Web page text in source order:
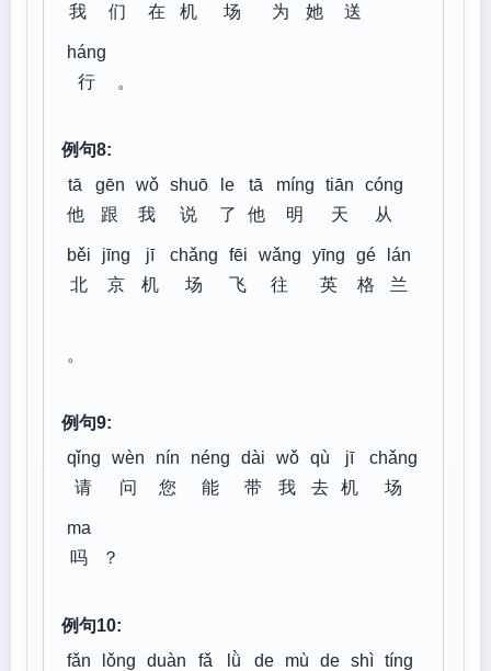
我
们
在
机
场
为
她
送
háng
行
。
例句8:
tā
他
gēn
跟
wǒ
我
shuō
说
le
了
tā
他
míng
明
tiān
天
cóng
从
běi
北
jīng
京
jī
机
chǎng
场
fēi
飞
wǎng
往
yīng
英
gé
格
lán
兰
。
例句9:
qǐng
请
wèn
问
nín
您
néng
能
dài
带
wǒ
我
qù
去
jī
机
chǎng
场
ma
吗
？
例句10:
fǎn
lǒng
duàn
fǎ
lǜ
de
mù
de shì tíng